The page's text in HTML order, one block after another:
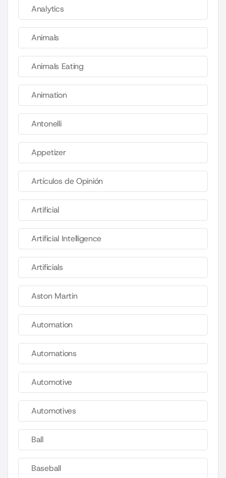
Analytics
Animals
Animals Eating
Animation
Antonelli
Appetizer
Artículos de Opinión
Artificial
Artificial Intelligence
Artificials
Aston Martin
Automation
Automations
Automotive
Automotives
Ball
Baseball